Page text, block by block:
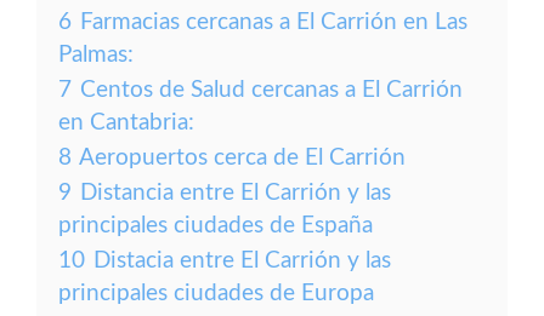
6 Farmacias cercanas a El Carrión en Las
Palmas:
7 Centos de Salud cercanas a El Carrión
en Cantabria:
8 Aeropuertos cerca de El Carrión
9 Distancia entre El Carrión y las
principales ciudades de España
10 Distacia entre El Carrión y las
principales ciudades de Europa